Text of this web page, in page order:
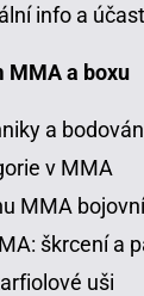
info a
MMA a boxu
a
v MMA
MMA
škrcení a
uši